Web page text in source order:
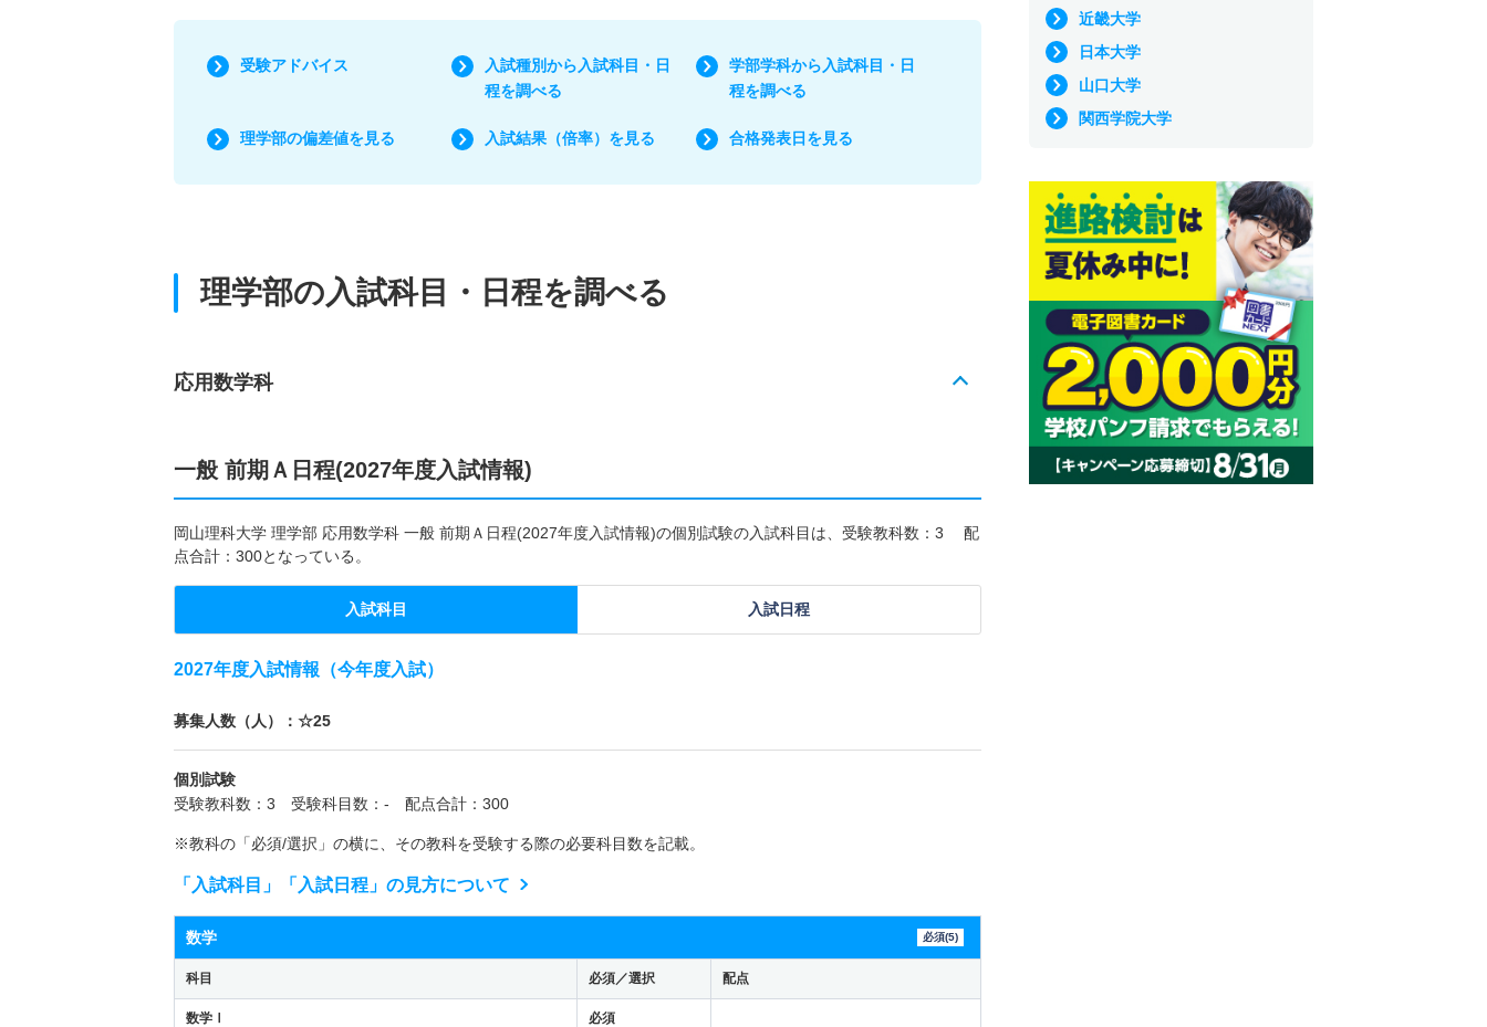
受験アドバイス
入試種別から入試科目・日
程を調べる
学部学科から入試科目・日
程を調べる
理学部の偏差値を見る 入試結果（倍率）を見る 合格発表日を見る
理学部の入試科目・日程を調べる
応用数学科
一般 前期Ａ日程(2027年度入試情報)
岡山理科大学 理学部 応用数学科 一般 前期Ａ日程(2027年度入試情報)の個別試験の入試科目は、受験教科数：3 配
点合計：300となっている。
入試科目 入試日程
2027年度入試情報（今年度入試）
募集人数（人）：☆25
個別試験
受験教科数：3 受験科目数：- 配点合計：300
※教科の「必須/選択」の横に、その教科を受験する際の必要科目数を記載。
「入試科目」「入試日程」の見方について
数学 必須(5)
科目 必須／選択 配点
数学Ⅰ 必須
近畿大学
日本大学
山口大学
関西学院大学